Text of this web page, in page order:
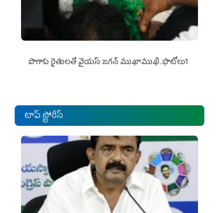
పొగాకు రైతుల‌తో వైయ‌స్ జ‌గ‌న్ ముఖాముఖి..ఫొటోలు1
టాప్ స్టోరీస్